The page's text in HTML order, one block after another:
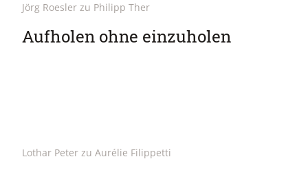
Jörg Roesler zu Philipp Ther
Aufholen ohne einzuholen
Lothar Peter zu Aurélie Filippetti